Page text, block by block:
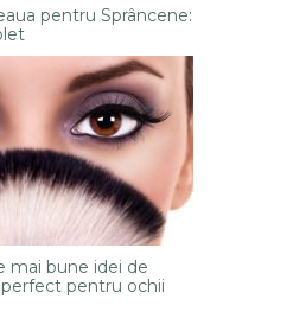
pentru Sprâncene:
mai bune idei de
pentru ochii